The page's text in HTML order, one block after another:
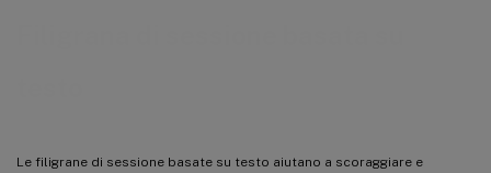
Le filigrane di sessione basate su testo aiutano a scoraggiare e